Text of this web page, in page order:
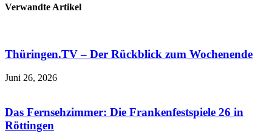
Verwandte Artikel
Thüringen.TV – Der Rückblick zum Wochenende
Juni 26, 2026
Das Fernsehzimmer: Die Frankenfestspiele 26 in
Röttingen